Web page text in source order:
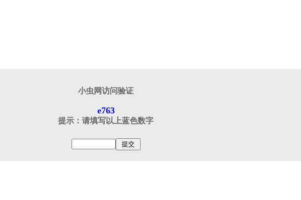
小虫网访问验证
e763
提示：请填写以上蓝色数字